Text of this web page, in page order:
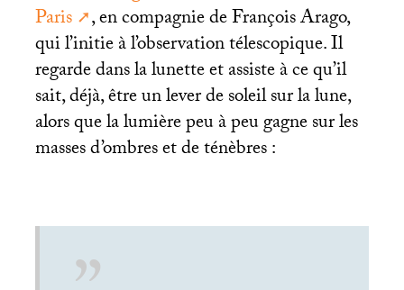
Paris
, en compagnie de François Arago,
qui l’initie à l’observation télescopique. Il
regarde dans la lunette et assiste à ce qu’il
sait, déjà, être un lever de soleil sur la lune,
alors que la lumière peu à peu gagne sur les
masses d’ombres et de ténèbres :